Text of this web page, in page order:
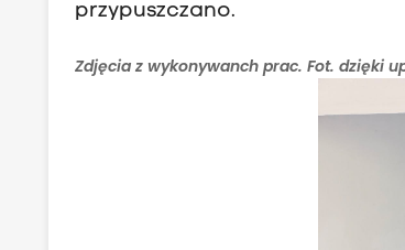
przypuszczano.
Zdjęcia z wykonywanch prac. Fot. dzięki